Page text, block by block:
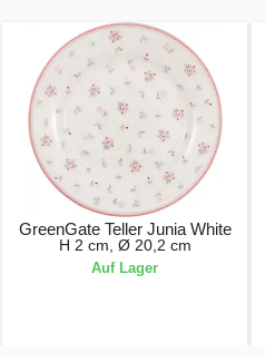
GreenGate Teller Junia White
H 2 cm, Ø 20,2 cm
Auf Lager